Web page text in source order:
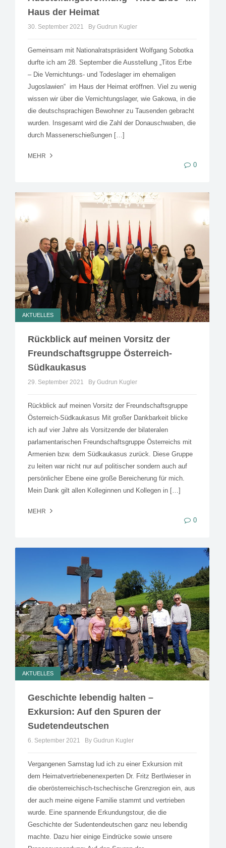
Haus der Heimat
30. September 2021 By Gudrun Kugler
Gemeinsam mit Nationalratspräsident Wolfgang Sobotka
durfte ich am 28. September die Ausstellung „Titos Erbe
– Die Vernichtungs- und Todeslager im ehemaligen
Jugoslawien“ im Haus der Heimat eröffnen. Viel zu wenig
wissen wir über die Vernichtungslager, wie Gakowa, in die
die deutschsprachigen Bewohner zu Tausenden gebracht
wurden. Insgesamt wird die Zahl der Donauschwaben, die
durch Massenerschießungen […]
MEHR
0
AKTUELLES
Rückblick auf meinen Vorsitz der
Freundschaftsgruppe Österreich-
Südkaukasus
29. September 2021 By Gudrun Kugler
Rückblick auf meinen Vorsitz der Freundschaftsgruppe
Österreich-Südkaukasus Mit großer Dankbarkeit blicke
ich auf vier Jahre als Vorsitzende der bilateralen
parlamentarischen Freundschaftsgruppe Österreichs mit
Armenien bzw. dem Südkaukasus zurück. Diese Gruppe
zu leiten war nicht nur auf politischer sondern auch auf
persönlicher Ebene eine große Bereicherung für mich.
Mein Dank gilt allen Kolleginnen und Kollegen in […]
MEHR
0
AKTUELLES
Geschichte lebendig halten –
Exkursion: Auf den Spuren der
Sudetendeutschen
6. September 2021 By Gudrun Kugler
Vergangenen Samstag lud ich zu einer Exkursion mit
dem Heimatvertriebenenexperten Dr. Fritz Bertlwieser in
die oberösterreichisch-tschechische Grenzregion ein, aus
der auch meine eigene Familie stammt und vertrieben
wurde. Eine spannende Erkundungstour, die die
Geschichte der Sudentendeutschen ganz neu lebendig
machte. Dazu hier einige Eindrücke sowie unsere